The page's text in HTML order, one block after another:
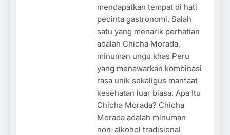
mendapatkan tempat di hati
pecinta gastronomi. Salah
satu yang menarik perhatian
adalah Chicha Morada,
minuman ungu khas Peru
yang menawarkan kombinasi
rasa unik sekaligus manfaat
kesehatan luar biasa. Apa Itu
Chicha Morada? Chicha
Morada adalah minuman
non-alkohol tradisional